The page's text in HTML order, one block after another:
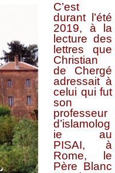
C’est
durant l’été
2019, à la
lecture des
lettres que
Christian
de Chergé
adressait à
celui qui fut
son
professeur
d’islamolog
ie au
PISAI, à
Rome, le
Père Blanc